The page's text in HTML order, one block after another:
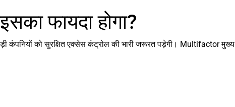
फायदा होगा?
कंपनियों को सुरक्षित एक्सेस कंट्रोल की भारी जरूरत पड़ेगी। Multifactor मुख्य